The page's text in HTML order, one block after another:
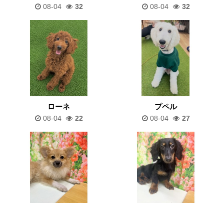
08-04 32 08-04 32
ローネ
08-04 22
プペル
08-04 27